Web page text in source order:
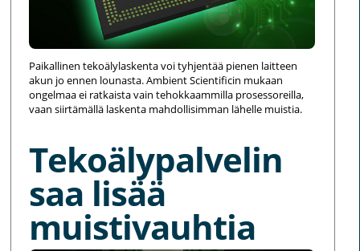
Paikallinen tekoälylaskenta voi tyhjentää pienen laitteen
akun jo ennen lounasta. Ambient Scientificin mukaan
ongelmaa ei ratkaista vain tehokkaammilla prosessoreilla,
vaan siirtämällä laskenta mahdollisimman lähelle muistia.
Tekoälypalvelin
saa lisää
muistivauhtia